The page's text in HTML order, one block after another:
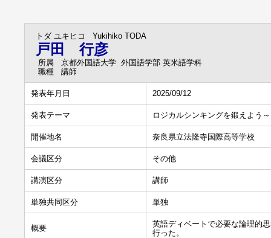
トダ ユキヒコ Yukihiko TODA
戸田 行彦
所属
京都外国語大学 外国語学部 英米語学科
職種
講師
発表年月日 2025/09/12
発表テーマ ロジカルシンキングを鍛えよう
開催地名 奈良県立法隆寺国際高等学校
会議区分 その他
講演区分 講師
単独共同区分 単独
概要
英語ディベートで必要な論理的
行った。